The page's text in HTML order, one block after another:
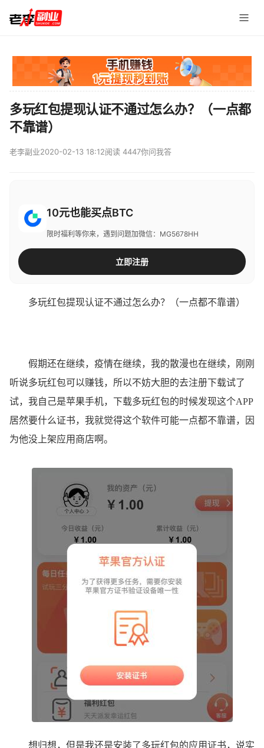
多玩红包提现认证不通过怎么办？（一点都
不靠谱）
老李副业2020-02-13 18:12阅读 4447你问我答
10元也能买点BTC
限时福利等你来，遇到问题加微信：MG5678HH
立即注册
多玩红包提现认证不通过怎么办？（一点都不靠谱）
假期还在继续，疫情在继续，我的散漫也在继续，刚刚
听说多玩红包可以赚钱，所以不妨大胆的去注册下载试了
试，我自己是苹果手机，下载多玩红包的时候发现这个APP
居然要什么证书，我就觉得这个软件可能一点都不靠谱，因
为他没上架应用商店啊。
想归想，但是我还是安装了多玩红包的应用证书，说实